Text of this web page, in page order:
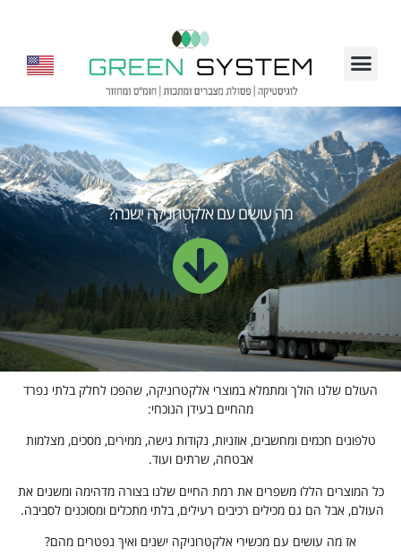
מה עושים עם אלקטרוניקה ישנה?
העולם שלנו הולך ומתמלא במוצרי אלקטרוניקה, שהפכו לחלק בלתי נפרד
מהחיים בעידן הנוכחי:
טלפונים חכמים ומחשבים, אוזניות, נקודות גישה, ממירים, מסכים, מצלמות
אבטחה, שרתים ועוד.
כל המוצרים הללו משפרים את רמת החיים שלנו בצורה מדהימה ומשנים את
העולם, אבל הם גם מכילים רכיבים רעילים, בלתי מתכלים ומסוכנים לסביבה.
אז מה עושים עם מכשירי אלקטרוניקה ישנים ואיך נפטרים מהם?